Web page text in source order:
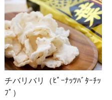
チバリバリ（ﾋﾟｰﾅｯﾂﾊﾞﾀｰﾁｯ
ﾌﾟ）